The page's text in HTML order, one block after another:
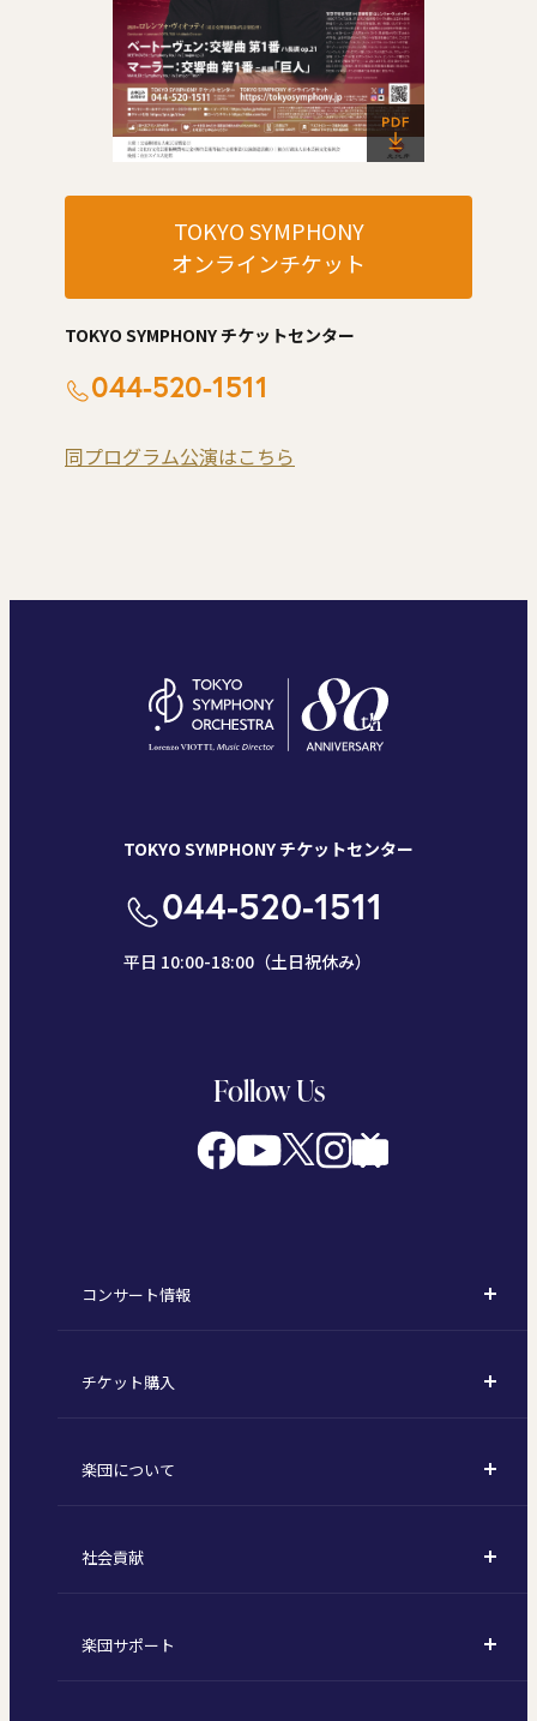
TOKYO SYMPHONY
オンラインチケット
TOKYO SYMPHONY チケットセンター
044-520-1511
同プログラム公演はこちら
TOKYO SYMPHONY チケットセンター
044-520-1511
平日 10:00-18:00（土日祝休み）
Follow Us
コンサート情報
定期演奏会
東京オペラシティシリーズ
特別演奏会など
その他の公演
チケット購入
定期会員券 / セット券
1回券
楽団について
東京交響楽団とは
指揮者
社会貢献
川崎市 - フランチャイズ
楽団サポート